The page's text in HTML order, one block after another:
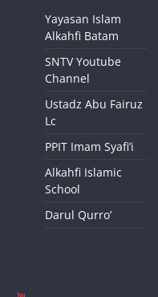
Yayasan Islam
Alkahfi Batam
SNTV Youtube
Channel
Ustadz Abu Fairuz
Lc
PPIT Imam Syafi’i
Alkahfi Islamic
School
Darul Qurro’